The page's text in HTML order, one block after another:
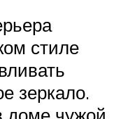
стиле
зеркало.